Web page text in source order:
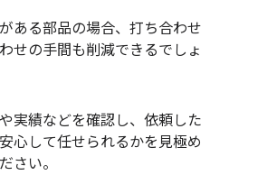
ある部品の場合、打ち合わせ
せの手間も削減できるでしょ
実績などを確認し、依頼した
心して任せられるかを見極め
さい。